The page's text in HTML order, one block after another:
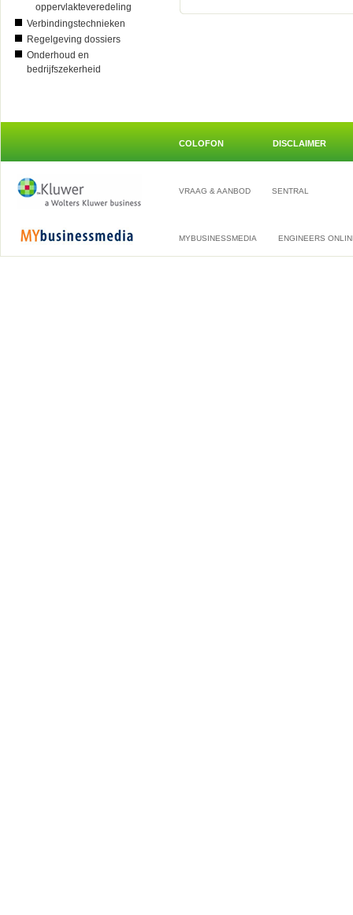
oppervlakteveredeling
Verbindingstechnieken
Regelgeving dossiers
Onderhoud en
bedrijfszekerheid
COLOFON DISCLAIMER
VRAAG & AANBOD SENTRAL
MYBUSINESSMEDIA ENGINEERS